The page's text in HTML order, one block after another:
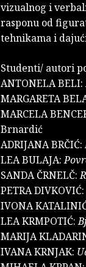
vizualnog i
rasponu od
tehnikama i
Studenti/ autori
ANTONELA BELI:
MARGARETA
MARCELA
Brnardić
ADRIJANA BRČIĆ:
LEA BULAJA:
SANDA ČRNELČ:
PETRA DIVKOVIĆ:
IVONA
LEA KRMPOTIĆ:
MARIJA
IVANA KRNJAK: